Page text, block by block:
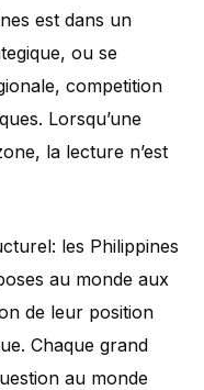
est dans un
ou se
competition
Lorsqu’une
la lecture n’est
les Philippines
au monde aux
de leur position
Chaque grand
au monde